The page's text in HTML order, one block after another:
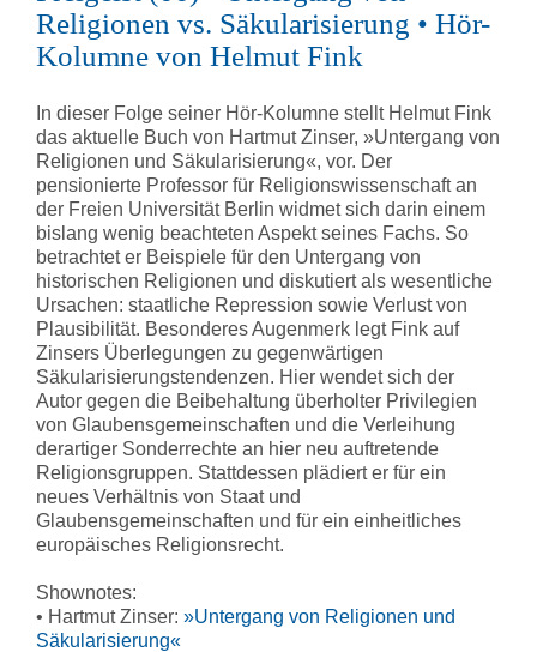
Religionen vs. Säkularisierung • Hör-
Kolumne von Helmut Fink
In dieser Folge seiner Hör-Kolumne stellt Helmut Fink
das aktuelle Buch von Hartmut Zinser, »Untergang von
Religionen und Säkularisierung«, vor. Der
pensionierte Professor für Religionswissenschaft an
der Freien Universität Berlin widmet sich darin einem
bislang wenig beachteten Aspekt seines Fachs. So
betrachtet er Beispiele für den Untergang von
historischen Religionen und diskutiert als wesentliche
Ursachen: staatliche Repression sowie Verlust von
Plausibilität. Besonderes Augenmerk legt Fink auf
Zinsers Überlegungen zu gegenwärtigen
Säkularisierungstendenzen. Hier wendet sich der
Autor gegen die Beibehaltung überholter Privilegien
von Glaubensgemeinschaften und die Verleihung
derartiger Sonderrechte an hier neu auftretende
Religionsgruppen. Stattdessen plädiert er für ein
neues Verhältnis von Staat und
Glaubensgemeinschaften und für ein einheitliches
europäisches Religionsrecht.
Shownotes:
• Hartmut Zinser: »Untergang von Religionen und
Säkularisierung«